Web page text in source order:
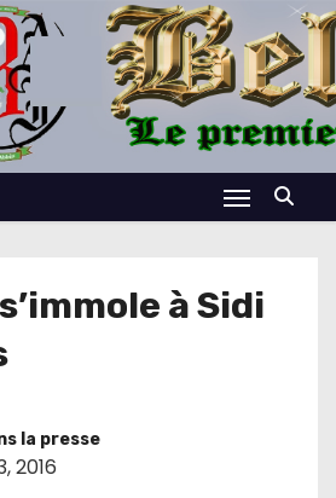
à Sidi
la presse
2016